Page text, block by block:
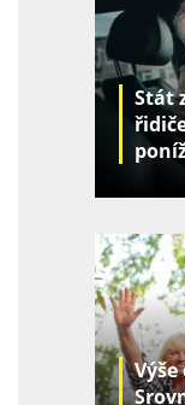
Stát